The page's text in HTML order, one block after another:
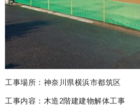
工事場所：神奈川県横浜市都筑区
工事内容：木造2階建建物解体工事